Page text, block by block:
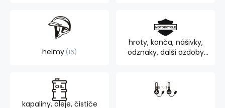
helmy 16
hroty, konča, nášivky,
odznaky, další ozdoby
kapaliny, oleje, čističe